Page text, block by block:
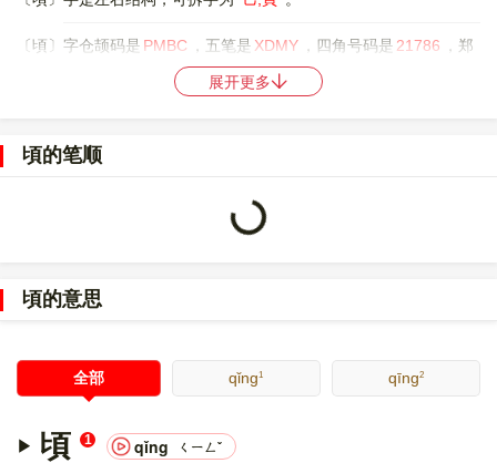
〔頃〕字仓颉码是 PMBC ，五笔是 XDMY ，四角号码是 21786
，郑
，中文电码是无，。
00009803，UTF-8：E9 A0 83。
展开更多
頃的笔顺
Loading...
頃的意思
全部 qǐng1 qīng2
頃 1 qǐng ㄑㄧㄥˇ